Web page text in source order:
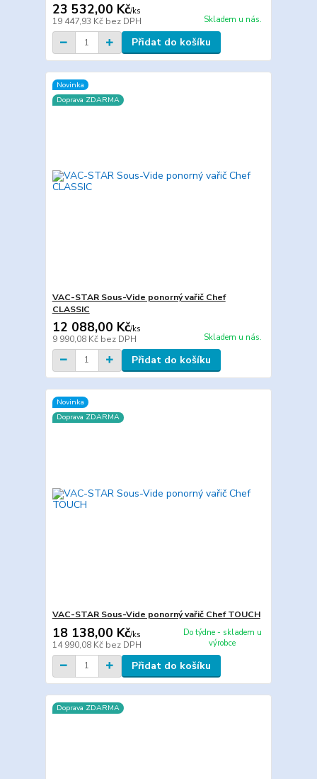
23 532,00 Kč/ks
19 447,93 Kč bez DPH Skladem u nás.
Přidat do košíku
Novinka
Doprava ZDARMA
VAC-STAR Sous-Vide ponorný vařič Chef
CLASSIC
12 088,00 Kč/ks
9 990,08 Kč bez DPH Skladem u nás.
Přidat do košíku
Novinka
Doprava ZDARMA
VAC-STAR Sous-Vide ponorný vařič Chef TOUCH
18 138,00 Kč/ks
14 990,08 Kč bez DPH
Do týdne - skladem u
výrobce
Přidat do košíku
Doprava ZDARMA